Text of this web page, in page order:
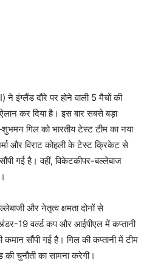
ने इंग्लैंड दौरे पर होने वाली 5 मैचों की
कर दिया है। इस बार सबसे बड़ा
गिल को भारतीय टेस्ट टीम का नया
और विराट कोहली के टेस्ट क्रिकेट से
गई है। वहीं, विकेटकीपर-बल्लेबाज
और नेतृत्व क्षमता दोनों से
19 वर्ल्ड कप और आईपीएल में कप्तानी
सौंपी गई है। गिल की कप्तानी में टीम
चुनौती का सामना करेगी।